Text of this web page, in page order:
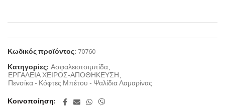
Κωδικός προϊόντος: 70760
Κατηγορίες: Ασφαλειοτσιμπίδα,
ΕΡΓΑΛΕΙΑ ΧΕΙΡΟΣ-ΑΠΟΘΗΚΕΥΣΗ,
Πενσίκα - Κόφτες Μπέτου - Ψαλίδια Λαμαρίνας
Κοινοποίηση